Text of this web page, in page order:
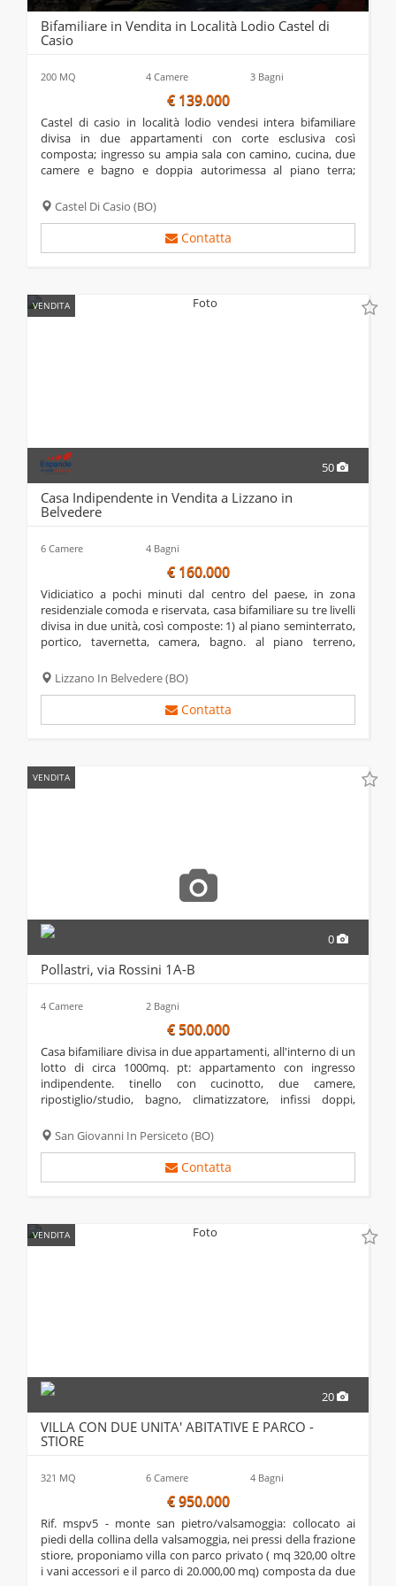
Bifamiliare in Vendita in Località Lodio Castel di
Casio
200 MQ 4 Camere 3 Bagni
€ 139.000
castel di casio in località lodio vendesi intera bifamiliare
divisa in due appartamenti con corte esclusiva così
composta; ingresso su ampia sala con camino, cucina, due
camere e bagno e doppia autorimessa al piano terra;
bagni. l'immobile gode di un ottima...
Castel Di Casio (BO)
Contatta
VENDITA
50
Casa Indipendente in Vendita a Lizzano in
Belvedere
6 Camere 4 Bagni
€ 160.000
vidiciatico a pochi minuti dal centro del paese, in zona
residenziale comoda e riservata, casa bifamiliare su tre livelli
divisa in due unità, così composte: 1) al piano seminterrato,
portico, tavernetta, camera, bagno. al piano terreno,
ampia vetrata camino e...
Lizzano In Belvedere(BO)
Contatta
VENDITA
0
Pollastri, via Rossini 1A-B
4 Camere 2 Bagni
€ 500.000
casa bifamiliare divisa in due appartamenti, all'interno di un
lotto di circa 1000mq. pt: appartamento con ingresso
indipendente. tinello con cucinotto, due camere,
ripostiglio/studio, bagno, climatizzatore, infissi doppi,
scala dal pt., sala, cucina, due...
San Giovanni In Persiceto (BO)
Contatta
VENDITA
20
VILLA CON DUE UNITA' ABITATIVE E PARCO -
STIORE
321 MQ 6 Camere 4 Bagni
€ 950.000
rif. mspv5 - monte san pietro/valsamoggia: collocato ai
piedi della collina della valsamoggia, nei pressi della frazione
stiore, proponiamo villa con parco privato ( mq 320,00 oltre
i vani accessori e il parco di 20.000,00 mq) composta da due